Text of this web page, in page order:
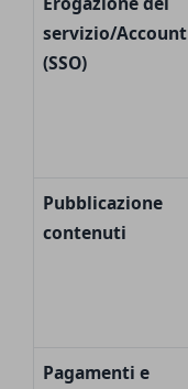
servizio/Account
(SSO)
Pubblicazione
contenuti
Pagamenti e